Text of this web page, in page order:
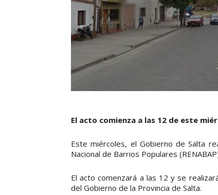
El acto comienza a las 12 de este
Este miércoles, el Gobierno de Salta
Nacional de Barrios Populares
El acto comenzará a las 12 y se
del Gobierno de la Provincia de Salta.